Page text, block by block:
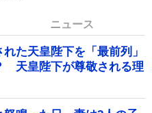
ニュース
た天皇陛下を「最前列」
天皇陛下が尊敬される理